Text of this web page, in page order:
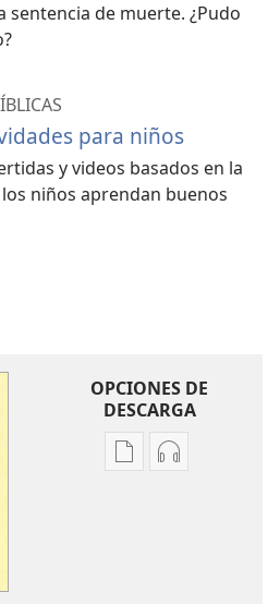
sentencia de muerte. ¿Pudo
para niños
y videos basados en la
niños aprendan buenos
OPCIONES DE
DESCARGA
OpcionesOpciones